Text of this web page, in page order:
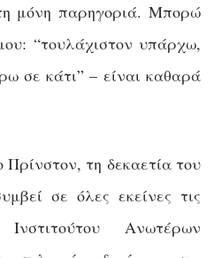
μόνη παρηγοριά. Μπορώ
“τουλάχιστον υπάρχω,
σε κάτι” – είναι καθαρά
τη δεκαετία του
σε όλες εκείνες τις
Ανωτέρων